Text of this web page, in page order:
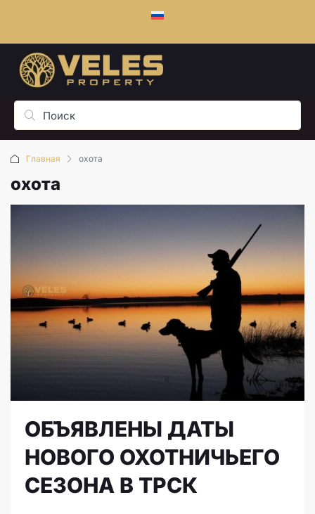
Главная охота
охота
ОБЪЯВЛЕНЫ ДАТЫ
НОВОГО ОХОТНИЧЬЕГО
СЕЗОНА В ТРСК